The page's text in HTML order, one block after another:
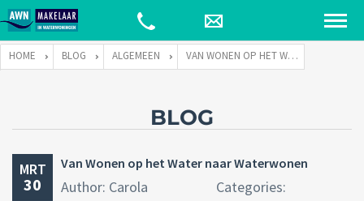
HOME BLOG ALGEMEEN VAN WONEN OP HET WATER NAAR WATERWONEN
BLOG
MRT
30
Van Wonen op het Water naar Waterwonen
Author: Carola
Categories: